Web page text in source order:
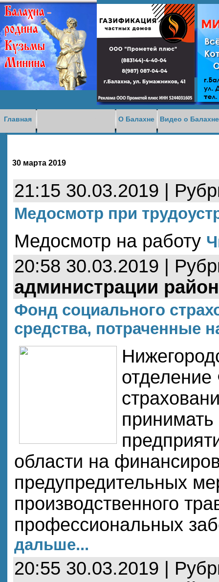
Главная О Балахне Видео о
30 марта 2019
21:15 30.03.2019 |
Медосмотр при
Медосмотр на работу
20:58 30.03.2019 |
администрации
Фонд социального
средства, потраченные
области на
предупредительных
производственного
профессиональных
дальше...
20:55 30.03.2019 |